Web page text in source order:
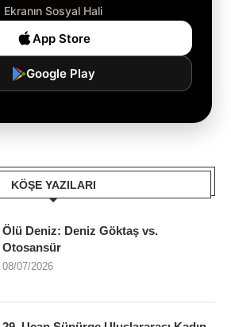
Ekranın Sosyal Hali
App Store
Google Play
KÖŞE YAZILARI
Ölü Deniz: Deniz Göktaş vs.
Otosansür
08/07/2026